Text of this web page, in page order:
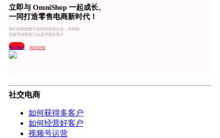
立即与 OmniShop 一起成长、
一同打造零售电商新时代！
我们协助您数字化转型现有企业，并帮助
您提升销售能力以及经营好客户
预习演示 询问详情
社交电商
如何获得多客户
如何经营好客户
视频号运营